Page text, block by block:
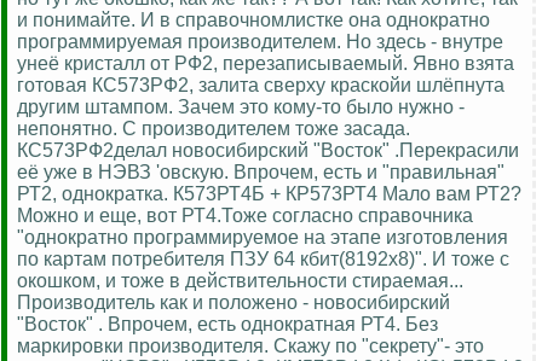
и понимайте. И в справочномлистке она однократно
программируемая производителем. Но здесь - внутре
унеё кристалл от РФ2, перезаписываемый. Явно взята
готовая КС573РФ2, залита сверху краскойи шлёпнута
другим штампом. Зачем это кому-то было нужно -
непонятно. С производителем тоже засада.
КС573РФ2делал новосибирский "Восток" .Перекрасили
её уже в НЭВЗ 'овскую. Впрочем, есть и "правильная"
РТ2, однократка. К573РТ4Б + КР573РТ4 Мало вам РТ2?
Можно и еще, вот РТ4.Тоже согласно справочника
"однократно программируемое на этапе изготовления
по картам потребителя ПЗУ 64 кбит(8192х8)". И тоже с
окошком, и тоже в действительности стираемая...
Производитель как и положено - новосибирский
"Восток" . Впрочем, есть однократная РТ4. Без
маркировки производителя. Скажу по "секрету"- это